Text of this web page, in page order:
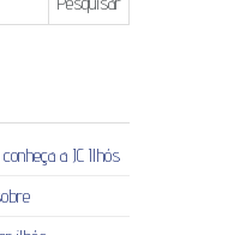
a JC Ilhós